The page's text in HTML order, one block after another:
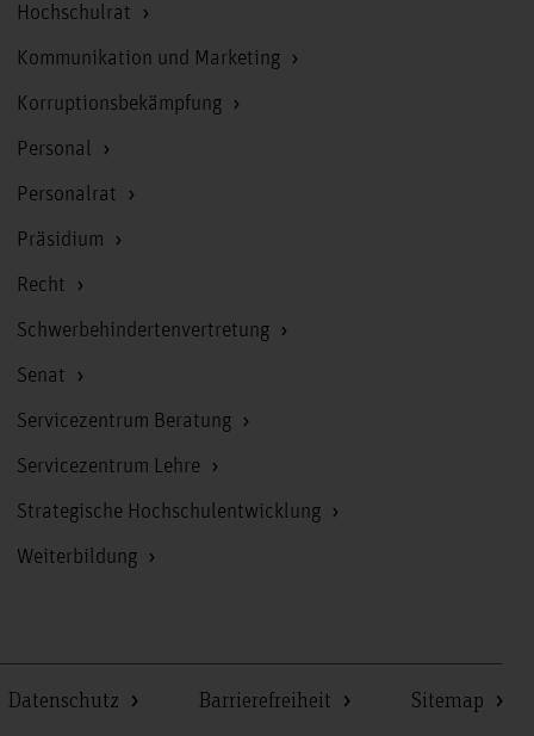
Hochschulrat
Kommunikation und Marketing
Korruptionsbekämpfung
Personal
Personalrat
Präsidium
Recht
Schwerbehindertenvertretung
Senat
Servicezentrum Beratung
Servicezentrum Lehre
Strategische Hochschulentwicklung
Weiterbildung
Datenschutz Barrierefreiheit Sitemap